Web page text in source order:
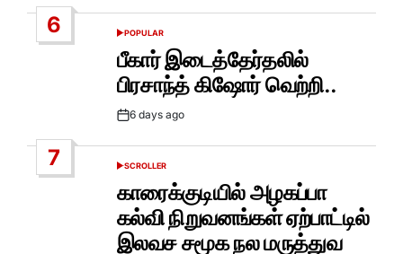
6
POSTED
IN
POPULAR
பீகார் இடைத்தேர்தலில்
பிரசாந்த் கிஷோர் வெற்றி..
Post6 days ago
7
POSTED
SCROLLER
காரைக்குடியில் அழகப்பா
கல்வி நிறுவனங்கள் ஏற்பாட்டில்
இலவச சமூக நல மருத்துவ